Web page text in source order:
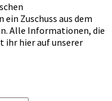
Zuschuss aus dem
Alle Informationen, die
ihr hier auf unserer